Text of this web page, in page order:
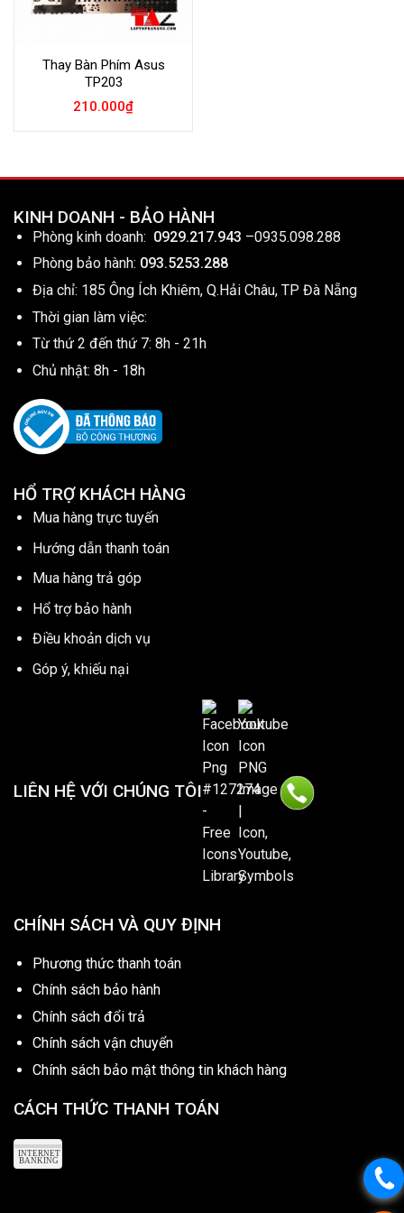
Thay Bàn Phím Asus
TP203
210.000₫
KINH DOANH - BẢO HÀNH
Phòng kinh doanh: 0929.217.943 –0935.098.288
Phòng bảo hành: 093.5253.288
Địa chỉ: 185 Ông Ích Khiêm, Q.Hải Châu, TP Đà Nẵng
Thời gian làm việc:
Từ thứ 2 đến thứ 7: 8h - 21h
Chủ nhật: 8h - 18h
HỔ TRỢ KHÁCH HÀNG
Mua hàng trực tuyến
Hướng dẫn thanh toán
Mua hàng trả góp
Hổ trợ bảo hành
Điều khoản dịch vụ
Góp ý, khiếu nại
LIÊN HỆ VỚI CHÚNG TÔI
CHÍNH SÁCH VÀ QUY ĐỊNH
Phương thức thanh toán
Chính sách bảo hành
Chính sách đổi trả
Chính sách vận chuyển
Chính sách bảo mật thông tin khách hàng
CÁCH THỨC THANH TOÁN